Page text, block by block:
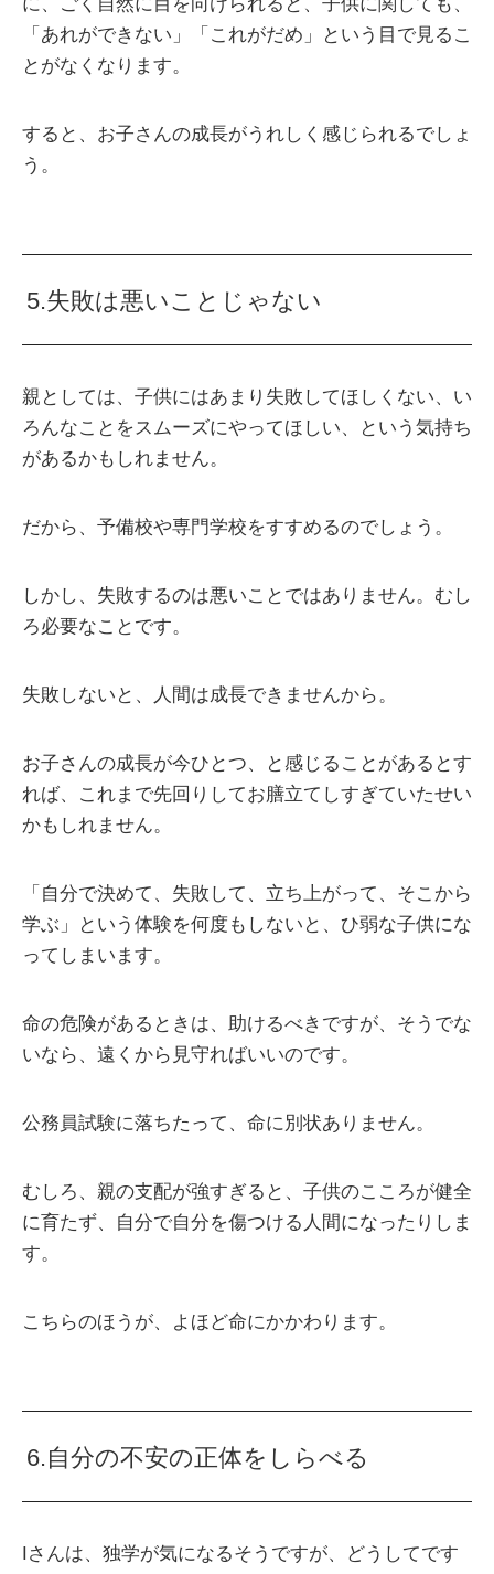
「あれができない」「これがだめ」という目で見るこ
とがなくなります。
すると、お子さんの成長がうれしく感じられるでしょ
う。
5.失敗は悪いことじゃない
親としては、子供にはあまり失敗してほしくない、い
ろんなことをスムーズにやってほしい、という気持ち
があるかもしれません。
だから、予備校や専門学校をすすめるのでしょう。
しかし、失敗するのは悪いことではありません。むし
ろ必要なことです。
失敗しないと、人間は成長できませんから。
お子さんの成長が今ひとつ、と感じることがあるとす
れば、これまで先回りしてお膳立てしすぎていたせい
かもしれません。
「自分で決めて、失敗して、立ち上がって、そこから
学ぶ」という体験を何度もしないと、ひ弱な子供にな
ってしまいます。
命の危険があるときは、助けるべきですが、そうでな
いなら、遠くから見守ればいいのです。
公務員試験に落ちたって、命に別状ありません。
むしろ、親の支配が強すぎると、子供のこころが健全
に育たず、自分で自分を傷つける人間になったりしま
す。
こちらのほうが、よほど命にかかわります。
6.自分の不安の正体をしらべる
Iさんは、独学が気になるそうですが、どうしてです